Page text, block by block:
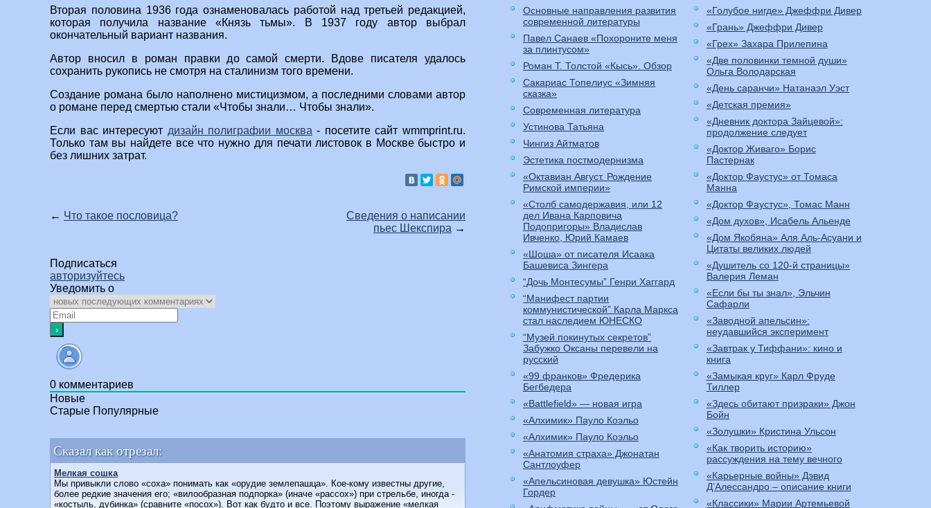
Вторая половина 1936 года ознаменовалась работой над третьей редакцией,
которая получила название «Князь тьмы». В 1937 году автор выбрал
окончательный вариант названия.
Автор вносил в роман правки до самой смерти. Вдове писателя удалось
сохранить рукопись не смотря на сталинизм того времени.
Создание романа было наполнено мистицизмом, а последними словами автор
о романе перед смертью стали «Чтобы знали… Чтобы знали».
Если вас интересуют дизайн полиграфии москва- посетите сайт wmmprint.ru.
Только там вы найдете все что нужно для печати листовок в Москве быстро и
без лишних затрат.
← Что такое пословица?
Сведения о написании
пьес Шекспира →
Подписаться
авторизуйтесь
Уведомить о
0 комментариев
Новые
Старые Популярные
Сказал как отрезал:
Мелкая сошка
Мы привыкли слово «соха» понимать как «орудие землепашца». Кое-кому известны другие,
более редкие значения его; «вилообразная подпорка» (иначе «рассох») при стрельбе, иногда -
«костыль, дубинка» (сравните «посох»). Вот как будто и все. Поэтому выражение «мелкая
Основные направления развития
современной литературы
Павел Санаев «Похороните меня
за плинтусом»
Роман Т. Толстой «Кысь». Обзор
Сакариас Топелиус «Зимняя
сказка»
Современная литература
Устинова Татьяна
Чингиз Айтматов
Эстетика постмодернизма
«Октавиан Август. Рождение
Римской империи»
«Столб самодержавия, или 12
дел Ивана Карповича
Подопригоры» Владислав
Ивченко, Юрий Камаев
«Шоша» от писателя Исаака
Башевиса Зингера
“Дочь Монтесумы” Генри Хаггард
“Манифест партии
коммунистической” Карла Маркса
стал наследием ЮНЕСКО
“Музей покинутых секретов”
Забужко Оксаны перевели на
русский
«99 франков» Фредерика
Бегбедера
«Battlefield» — новая игра
«Алхимик» Пауло Коэльо
«Алхимик» Пауло Коэльо
«Анатомия страха» Джонатан
Сантлоуфер
«Апельсиновая девушка» Юстейн
Гордер
«Голубое нигде» Джеффри Дивер
«Грань» Джеффри Дивер
«Грех» Захара Прилепина
«Две половинки темной души»
Ольга Володарская
«День саранчи» Натанаэл Уэст
«Детская премия»
«Дневник доктора Зайцевой»:
продолжение следует
«Доктор Живаго» Борис
Пастернак
«Доктор Фаустус» от Томаса
Манна
«Доктор Фаустус», Томас Манн
«Дом духов», Исабель Альенде
«Дом Якобяна» Аля Аль-Асуани и
Цитаты великих людей
«Душитель со 120-й страницы»
Валерия Леман
«Если бы ты знал», Эльчин
Сафарли
«Заводной апельсин»:
неудавшийся эксперимент
«Завтрак у Тиффани»: кино и
книга
«Замыкая круг» Карл Фруде
Тиллер
«Здесь обитают призраки» Джон
Бойн
«Золушки» Кристина Ульсон
«Как творить историю»
рассуждения на тему вечного
«Карьерные войны» Дэвид
Д’Алессандро – описание книги
«Классики» Марии Артемьевой